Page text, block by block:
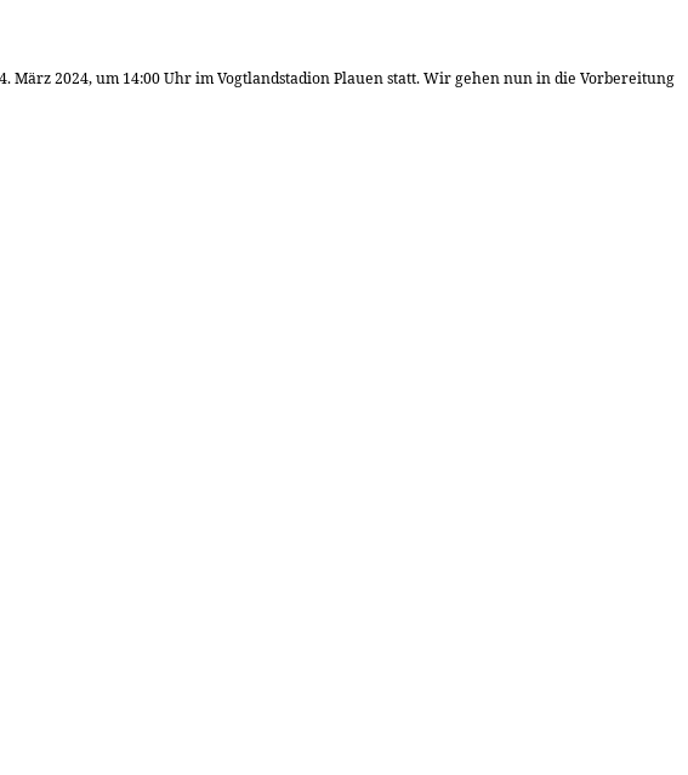
März 2024, um 14:00 Uhr im Vogtlandstadion Plauen statt. Wir gehen nun in die Vorbereitung